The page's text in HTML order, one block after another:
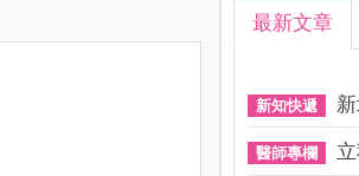
最新文章
新知快遞
醫師專欄